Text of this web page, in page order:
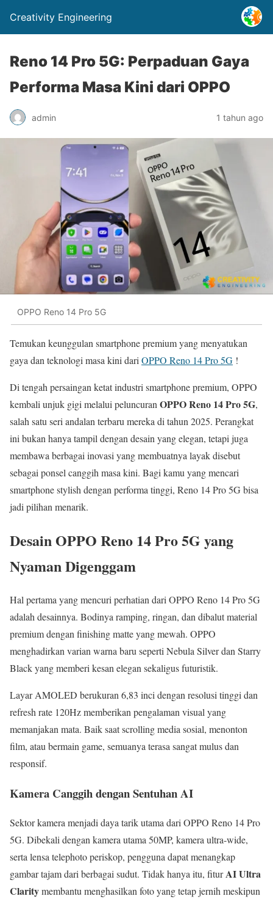
Creativity Engineering
Reno 14 Pro 5G: Perpaduan Gaya
Performa Masa Kini dari OPPO
admin 1 tahun ago
OPPO Reno 14 Pro 5G
Temukan keunggulan smartphone premium yang menyatukan
gaya dan teknologi masa kini dari OPPO Reno 14 Pro 5G !
Di tengah persaingan ketat industri smartphone premium, OPPO
kembali unjuk gigi melalui peluncuran OPPO Reno 14 Pro 5G,
salah satu seri andalan terbaru mereka di tahun 2025. Perangkat
ini bukan hanya tampil dengan desain yang elegan, tetapi juga
membawa berbagai inovasi yang membuatnya layak disebut
sebagai ponsel canggih masa kini. Bagi kamu yang mencari
smartphone stylish dengan performa tinggi, Reno 14 Pro 5G bisa
jadi pilihan menarik.
Desain OPPO Reno 14 Pro 5G yang
Nyaman Digenggam
Hal pertama yang mencuri perhatian dari OPPO Reno 14 Pro 5G
adalah desainnya. Bodinya ramping, ringan, dan dibalut material
premium dengan finishing matte yang mewah. OPPO
menghadirkan varian warna baru seperti Nebula Silver dan Starry
Black yang memberi kesan elegan sekaligus futuristik.
Layar AMOLED berukuran 6,83 inci dengan resolusi tinggi dan
refresh rate 120Hz memberikan pengalaman visual yang
memanjakan mata. Baik saat scrolling media sosial, menonton
film, atau bermain game, semuanya terasa sangat mulus dan
responsif.
Kamera Canggih dengan Sentuhan AI
Sektor kamera menjadi daya tarik utama dari OPPO Reno 14 Pro
5G. Dibekali dengan kamera utama 50MP, kamera ultra-wide,
serta lensa telephoto periskop, pengguna dapat menangkap
gambar tajam dari berbagai sudut. Tidak hanya itu, fiturAI Ultra
Claritymembantu menghasilkan foto yang tetap jernih meskipun